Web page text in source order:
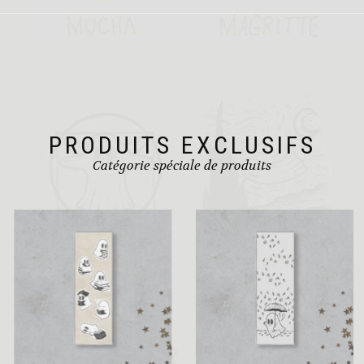
du
produit
PRODUITS EXCLUSIFS
Catégorie spéciale de produits